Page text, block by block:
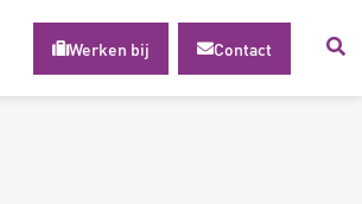
Werken bij Contact